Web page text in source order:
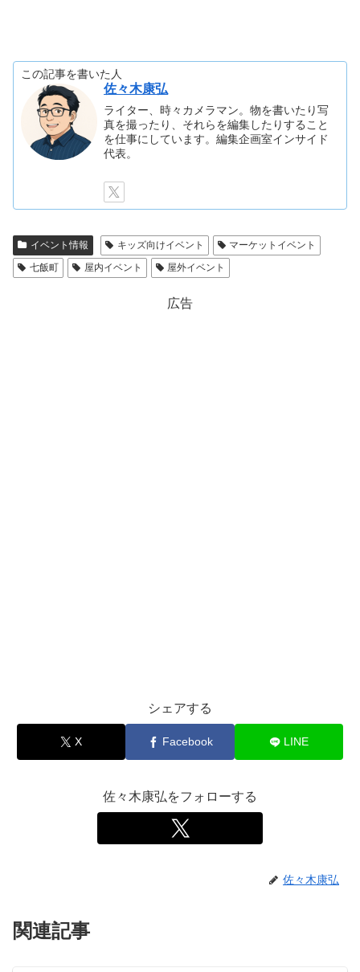
この記事を書いた人
佐々木康弘
ライター、時々カメラマン。物を書いたり写
真を撮ったり、それらを編集したりすること
を仕事にしています。編集企画室インサイド
代表。
イベント情報 キッズ向けイベント
マーケットイベント
七飯町
屋内イベント 屋外イベント
広告
シェアする
X Facebook LINE
佐々木康弘をフォローする
佐々木康弘
関連記事